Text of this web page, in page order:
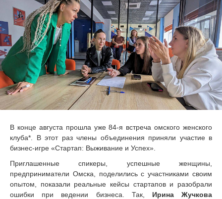
В конце августа прошла уже 84-я встреча омского женского
клуба*. В этот раз члены объединения приняли участие в
бизнес-игре «Стартап: Выживание и Успех».
Приглашенные спикеры, успешные женщины,
предприниматели Омска, поделились с участниками своим
опытом, показали реальные кейсы стартапов и разобрали
ошибки при ведении бизнеса. Так, Ирина Жучкова